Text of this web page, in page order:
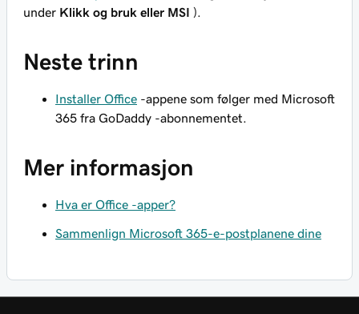
under Klikk og bruk eller MSI ).
Neste trinn
Installer Office -appene som følger med Microsoft
365 fra GoDaddy -abonnementet.
Mer informasjon
Hva er Office -apper?
Sammenlign Microsoft 365-e-postplanene dine